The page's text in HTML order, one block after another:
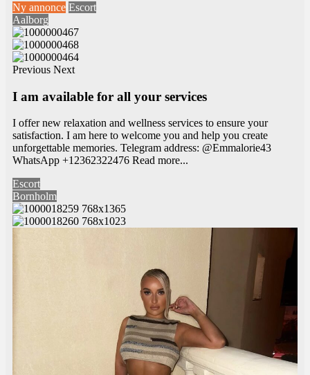
Ny annonce Escort
Aalborg
Previous Next
I am available for all your services
I offer new relaxation and wellness services to ensure your
satisfaction. I am here to welcome you and help you create
unforgettable memories. Telegram address: @Emmalorie43
WhatsApp +12362322476 Read more...
Escort
Bornholm